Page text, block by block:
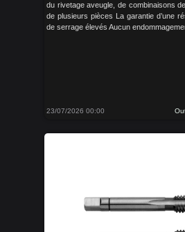
du rivetage aveugle, de combinaisons
de plusieurs pièces La garantie d’une
de serrage élevés Aucun
23/07/2026 00:00